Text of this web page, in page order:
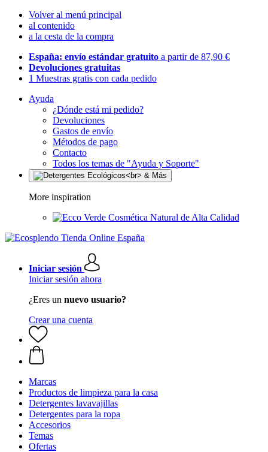
Volver al menú principal
al contenido
a la cesta de la compra
España: envío estándar gratuito a partir de 87,90 €
Devoluciones gratuitas
1 Muestras gratis con cada pedido
Ayuda
¿Dónde está mi pedido?
Devoluciones
Gastos de envío
Métodos de pago
Contacto
Todos los temas de "Ayuda y Soporte"
More inspiration
Cosmética Natural de Alta Calidad
Iniciar sesión
Iniciar sesión ahora
¿Eres un nuevo usuario?
Crear una cuenta
Marcas
Productos de limpieza para la casa
Detergentes lavavajillas
Detergentes para la ropa
Accesorios
Temas
Ofertas